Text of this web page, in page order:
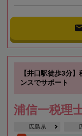
【井口駅徒歩3分
ンスでサポート
浦信一税理
広島県